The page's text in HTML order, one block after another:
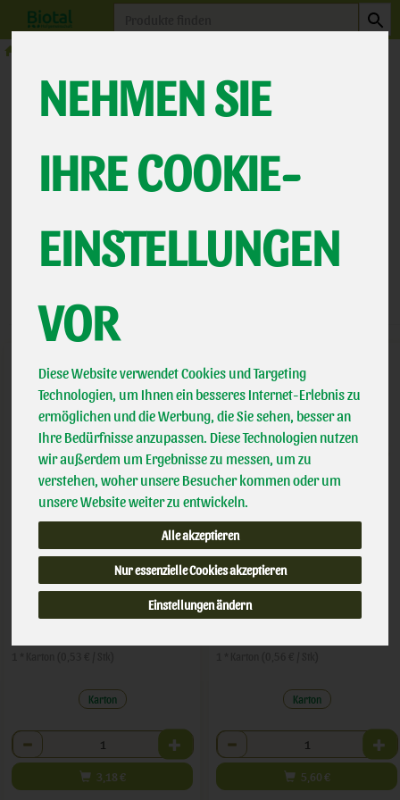
NEHMEN SIE
IHRE COOKIE-
EINSTELLUNGEN
VOR
Diese Website verwendet Cookies und Targeting
Technologien, um Ihnen ein besseres Internet-Erlebnis zu
ermöglichen und die Werbung, die Sie sehen, besser an
Ihre Bedürfnisse anzupassen. Diese Technologien nutzen
wir außerdem um Ergebnisse zu messen, um zu
verstehen, woher unsere Besucher kommen oder um
unsere Website weiter zu entwickeln.
Alle akzeptieren
Nur essenzielle Cookies akzeptieren
Einstellungen ändern
EIER
12
Hersteller Allergene
3,18 €*
Karton
Anzahl
3,18 €
Eier L 10er
5,60 €*
Karton
Anzahl
5,60 €